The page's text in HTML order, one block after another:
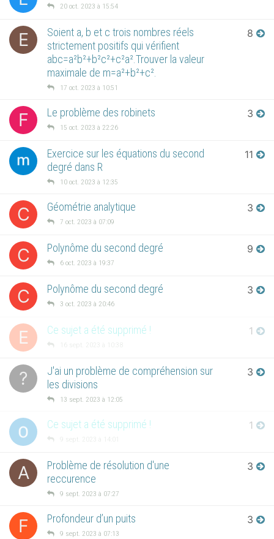
20 oct. 2023 à 15:54
E
Soient a, b et c trois nombres réels
strictement positifs qui vérifient
abc=a²b²+b²c²+c²a².Trouver la valeur
maximale de m=a²+b²+c².
17 oct. 2023 à 10:51
8
F Le problème des robinets
15 oct. 2023 à 22:26
3
Exercice sur les équations du second
degré dans R
10 oct. 2023 à 12:35
11
C Géométrie analytique
7 oct. 2023 à 07:09
3
C Polynôme du second degré
6 oct. 2023 à 19:37
9
C Polynôme du second degré
3 oct. 2023 à 20:46
3
E Ce sujet a été supprimé !
16 sept. 2023 à 10:38
1
?
J'ai un problème de compréhension sur
les divisions
13 sept. 2023 à 12:05
3
Ce sujet a été supprimé !
9 sept. 2023 à 14:01
1
A
Problème de résolution d'une
reccurence
9 sept. 2023 à 07:27
3
F Profondeur d’un puits
9 sept. 2023 à 07:13
3